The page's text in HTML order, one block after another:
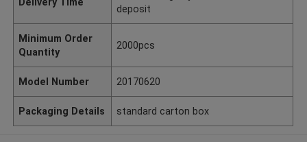
deposit
Minimum Order
Quantity
2000pcs
Model Number 20170620
Packaging Details standard carton box